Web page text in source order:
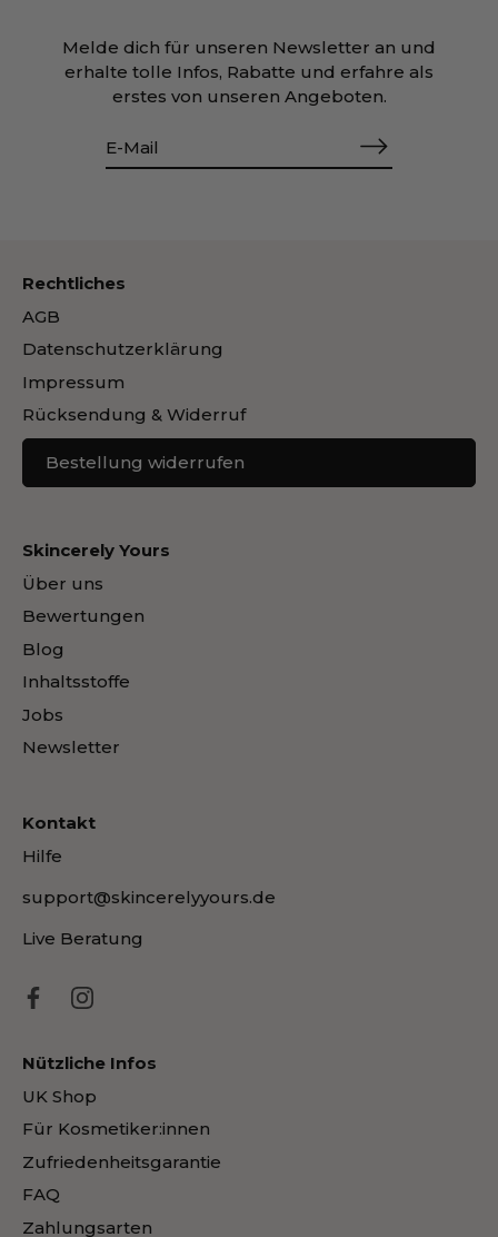
Melde dich für unseren Newsletter an und
erhalte tolle Infos, Rabatte und erfahre als
erstes von unseren Angeboten.
Rechtliches
AGB
Datenschutzerklärung
Impressum
Rücksendung & Widerruf
Bestellung widerrufen
Skincerely Yours
Über uns
Bewertungen
Blog
Inhaltsstoffe
Jobs
Newsletter
Kontakt
Hilfe
support@skincerelyyours.de
Live Beratung
Nützliche Infos
UK Shop
Für Kosmetiker:innen
Zufriedenheitsgarantie
FAQ
Zahlungsarten